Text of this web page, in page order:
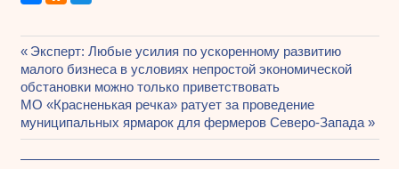
Навигация
по
записям
Предыдущая
запись:
Эксперт: Любые усилия по ускоренному развитию
малого бизнеса в условиях непростой экономической
обстановки можно только приветствовать
Следующая
запись:
МО «Красненькая речка» ратует за проведение
муниципальных ярмарок для фермеров Северо-Запада